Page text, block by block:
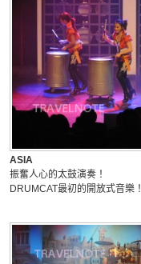
ASIA
振奮人心的太鼓演奏！
DRUMCAT最初的開放式音樂！